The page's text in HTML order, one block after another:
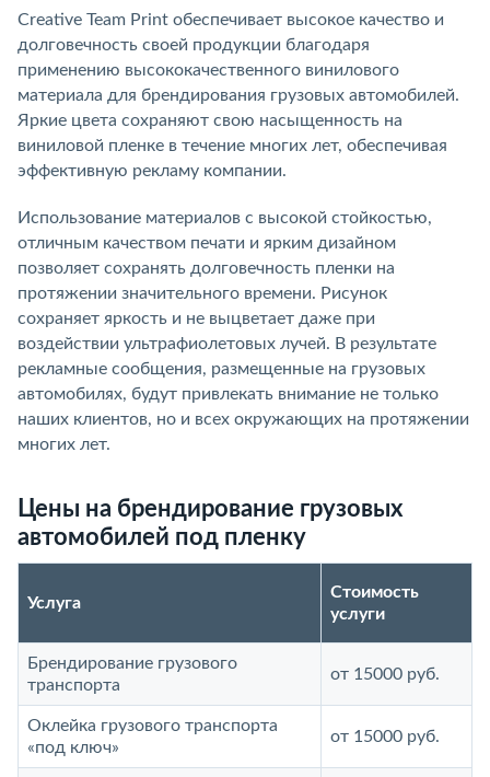
Creative Team Print обеспечивает высокое качество и
долговечность своей продукции благодаря
применению высококачественного винилового
материала для брендирования грузовых автомобилей.
Яркие цвета сохраняют свою насыщенность на
виниловой пленке в течение многих лет, обеспечивая
эффективную рекламу компании.
Использование материалов с высокой стойкостью,
отличным качеством печати и ярким дизайном
позволяет сохранять долговечность пленки на
протяжении значительного времени. Рисунок
сохраняет яркость и не выцветает даже при
воздействии ультрафиолетовых лучей. В результате
рекламные сообщения, размещенные на грузовых
автомобилях, будут привлекать внимание не только
наших клиентов, но и всех окружающих на протяжении
многих лет.
Цены на брендирование грузовых
автомобилей под пленку
Услуга
Стоимость
услуги
Брендирование грузового
транспорта
от 15000 руб.
Оклейка грузового транспорта
«под ключ»
от 15000 руб.